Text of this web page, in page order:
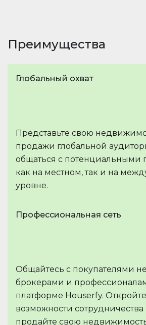
Преимущества
Глобальный охват
Представьте свою
продажи глобальной
общаться с потенциальными
как на местном, так и на
уровне.
Профессиональная сеть
Общайтесь с покупателями
брокерами и
платформе Houserfy.
возможности
продайте свою